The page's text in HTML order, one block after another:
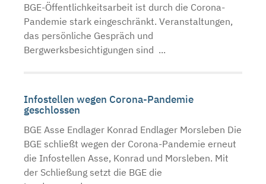
BGE-Öffentlichkeitsarbeit ist durch die Corona-
Pandemie stark eingeschränkt. Veranstaltungen,
das persönliche Gespräch und
Bergwerksbesichtigungen sind ...
Infostellen wegen Corona-Pandemie
geschlossen
BGE Asse Endlager Konrad Endlager Morsleben Die
BGE schließt wegen der Corona-Pandemie erneut
die Infostellen Asse, Konrad und Morsleben. Mit
der Schließung setzt die BGE die